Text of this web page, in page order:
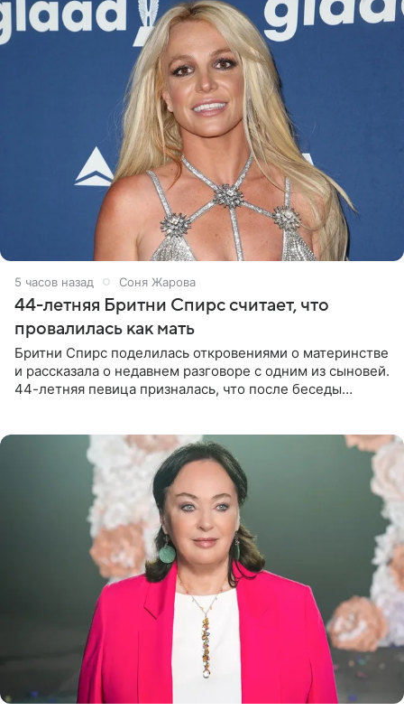
5 часов назад Соня Жарова
44-летняя Бритни Спирс считает, что
провалилась как мать
Бритни Спирс поделилась откровениями о материнстве
и рассказала о недавнем разговоре с одним из сыновей.
44-летняя певица призналась, что после беседы